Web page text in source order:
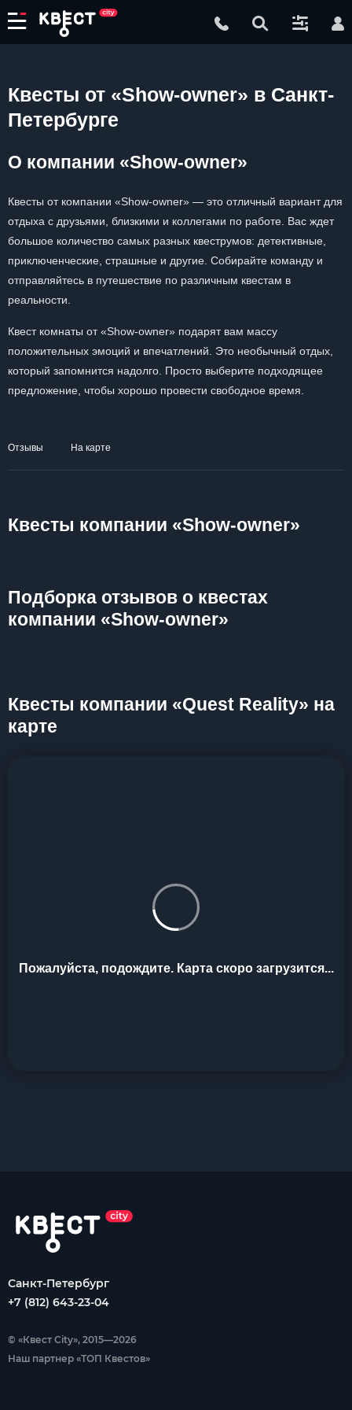
Квесты от «Show-owner» в Санкт-
Петербурге
О компании «Show-owner»
Квесты от компании «Show-owner» — это отличный вариант для
отдыха с друзьями, близкими и коллегами по работе. Вас ждет
большое количество самых разных квеструмов: детективные,
приключенческие, страшные и другие. Собирайте команду и
отправляйтесь в путешествие по различным квестам в
реальности.
Квест комнаты от «Show-owner» подарят вам массу
положительных эмоций и впечатлений. Это необычный отдых,
который запомнится надолго. Просто выберите подходящее
предложение, чтобы хорошо провести свободное время.
Отзывы На карте
Квесты компании «Show-owner»
Подборка отзывов о квестах
компании «Show-owner»
Квесты компании «Quest Reality» на
карте
Пожалуйста, подождите. Карта скоро загрузится...
Санкт-Петербург
+7 (812) 643-23-04
© «Квест City», 2015—2026
Наш партнер «ТОП Квестов»